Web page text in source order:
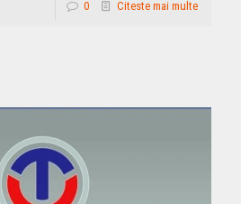
0 Citeste mai multe